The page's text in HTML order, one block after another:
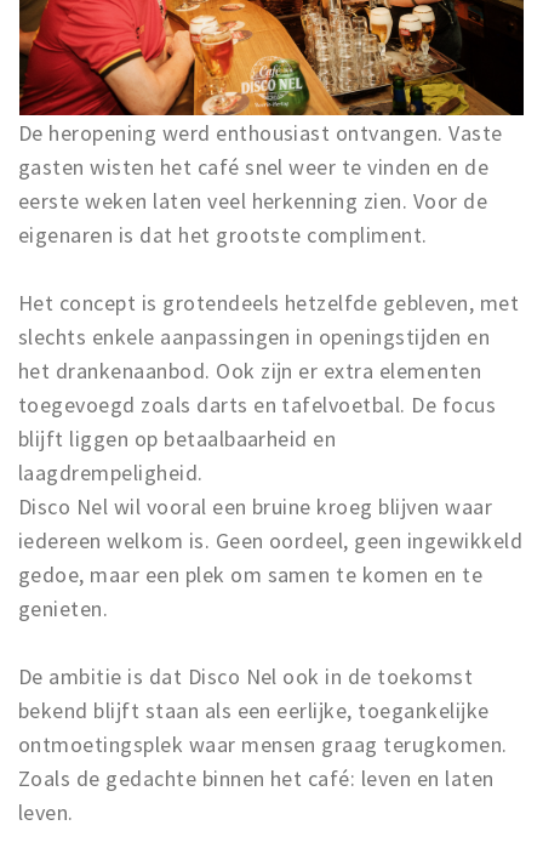
De heropening werd enthousiast ontvangen. Vaste
gasten wisten het café snel weer te vinden en de
eerste weken laten veel herkenning zien. Voor de
eigenaren is dat het grootste compliment.
Het concept is grotendeels hetzelfde gebleven, met
slechts enkele aanpassingen in openingstijden en
het drankenaanbod. Ook zijn er extra elementen
toegevoegd zoals darts en tafelvoetbal. De focus
blijft liggen op betaalbaarheid en
laagdrempeligheid.
Disco Nel wil vooral een bruine kroeg blijven waar
iedereen welkom is. Geen oordeel, geen ingewikkeld
gedoe, maar een plek om samen te komen en te
genieten.
De ambitie is dat Disco Nel ook in de toekomst
bekend blijft staan als een eerlijke, toegankelijke
ontmoetingsplek waar mensen graag terugkomen.
Zoals de gedachte binnen het café: leven en laten
leven.